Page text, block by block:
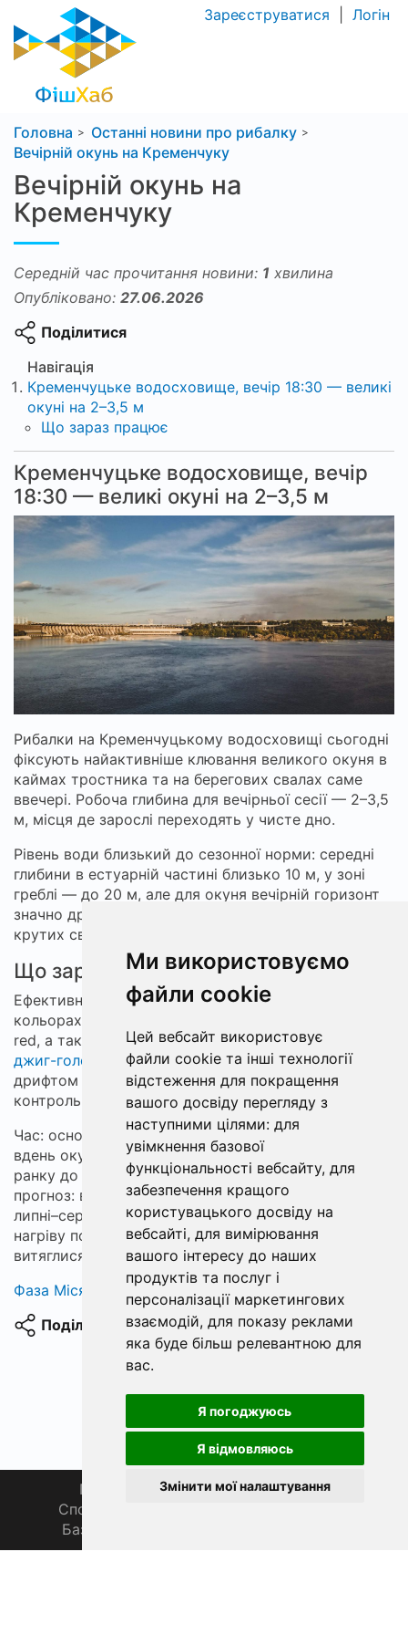
Ми використовуємо
файли cookie
Цей вебсайт використовує
файли cookie та інші технології
відстеження для покращення
вашого досвіду перегляду з
наступними цілями: для
увімкнення базової
функціональності вебсайту, для
забезпечення кращого
користувацького досвіду на
вебсайті, для вимірювання
вашого інтересу до наших
продуктів та послуг і
персоналізації маркетингових
взаємодій, для показу реклами
яка буде більш релевантною для
вас.
Я погоджуюсь
Я відмовляюсь
Змінити мої налаштування
Зареєструватися Логін
Головна
Останні новини про рибалку
Вечірній окунь на Кременчуку
Вечірній окунь на
Кременчуку
Середній час прочитання новини: 1 хвилина
Опубліковано: 27.06.2026
Поділитися
Навігація
Кременчуцьке водосховище, вечір 18:30 — великі
окуні на 2–3,5 м
Що зараз працює
Кременчуцьке водосховище, вечір
18:30 — великі окуні на 2–3,5 м
Рибалки на Кременчуцькому водосховищі сьогодні
фіксують найактивніше клювання великого окуня в
каймах тростника та на берегових свалах саме
ввечері. Робоча глибина для вечірньої сесії — 2–3,5
м, місця де зарослі переходять у чисте дно.
Рівень води близький до сезонної норми: середні
глибини в естуарній частині близько 10 м, у зоні
греблі — до 20 м, але для окуня вечірній горизонт
значно дрібніший. Великі особини тримаються на
крутих свалах, дрібніші — у зоні тростини.
Що зараз працює
Ефективні профілі — софт-пластик 3–5 см у
кольорах green pumpkin, chartreuse і watermelon
red, а також мінноу‑фігурні джиги. Найкраще діють
джиг-головки 2–4 гпри повільній проводці з
дрифтом уздовж краю свалу; шнур 10–15 lb дає
контроль і чутливість при підсічці.
Час: основна активність вечорами 18:00–20:00;
вдень окунь тримається ближче до поверхні з
ранку до 11:00, потім відходить глибше. Сезонний
прогноз: влітку активність триматиметься, але в
липні–серпні риби змістяться на 3–4 м по мірі
нагріву поверхні. На заході сонця тіні тростин
витяглися по воді, і окунь б'є під плавнем.
Фаза Місяця сьогодні
Поділитися
Головна Про нас
Магазин 🛒
Спортивна рибалка 🏆
База знань 📚